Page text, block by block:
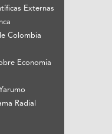
Externas
Colombia
Economía
Radial